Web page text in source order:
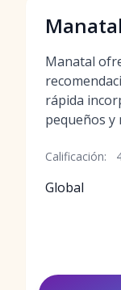
Manatal
Manatal
rápida
pequeños y
Calificación:
Global